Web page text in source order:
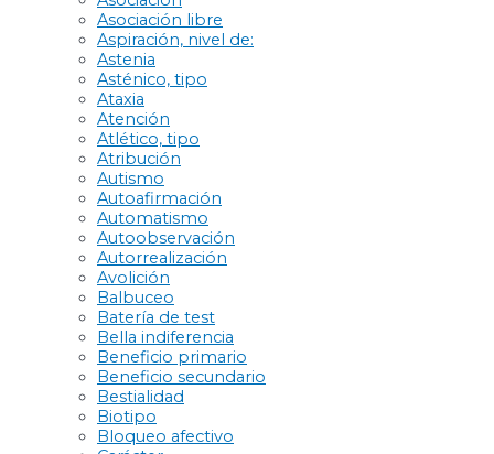
Asociación libre
Aspiración, nivel de:
Astenia
Asténico, tipo
Ataxia
Atención
Atlético, tipo
Atribución
Autismo
Autoafirmación
Automatismo
Autoobservación
Autorrealización
Avolición
Balbuceo
Batería de test
Bella indiferencia
Beneficio primario
Beneficio secundario
Bestialidad
Biotipo
Bloqueo afectivo